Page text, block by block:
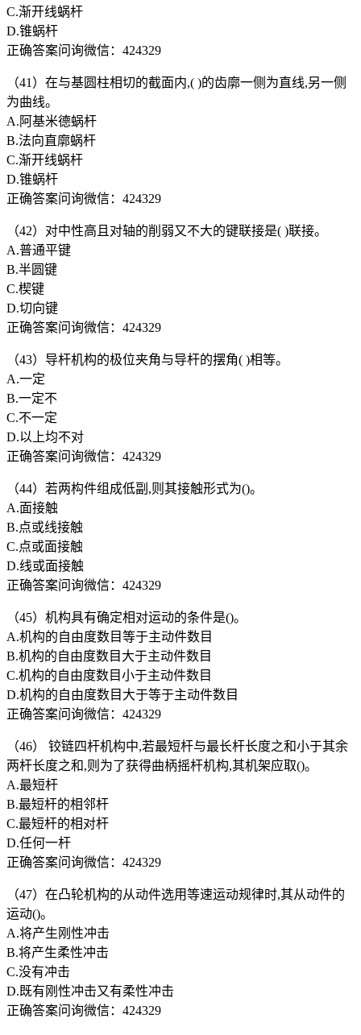
C.渐开线蜗杆
D.锥蜗杆
正确答案问询微信：424329
（41）在与基圆柱相切的截面内,( )的齿廓一侧为直线,另一侧
为曲线。
A.阿基米德蜗杆
B.法向直廓蜗杆
C.渐开线蜗杆
D.锥蜗杆
正确答案问询微信：424329
（42）对中性高且对轴的削弱又不大的键联接是( )联接。
A.普通平键
B.半圆键
C.楔键
D.切向键
正确答案问询微信：424329
（43）导杆机构的极位夹角与导杆的摆角( )相等。
A.一定
B.一定不
C.不一定
D.以上均不对
正确答案问询微信：424329
（44）若两构件组成低副,则其接触形式为()。
A.面接触
B.点或线接触
C.点或面接触
D.线或面接触
正确答案问询微信：424329
（45）机构具有确定相对运动的条件是()。
A.机构的自由度数目等于主动件数目
B.机构的自由度数目大于主动件数目
C.机构的自由度数目小于主动件数目
D.机构的自由度数目大于等于主动件数目
正确答案问询微信：424329
（46） 铰链四杆机构中,若最短杆与最长杆长度之和小于其余
两杆长度之和,则为了获得曲柄摇杆机构,其机架应取()。
A.最短杆
B.最短杆的相邻杆
C.最短杆的相对杆
D.任何一杆
正确答案问询微信：424329
（47）在凸轮机构的从动件选用等速运动规律时,其从动件的
运动()。
A.将产生刚性冲击
B.将产生柔性冲击
C.没有冲击
D.既有刚性冲击又有柔性冲击
正确答案问询微信：424329